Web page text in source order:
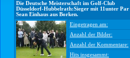
Die Deutsche Meisterschaft im Golf-Club
Düsseldorf-Hubbelrath:Sieger mit 11unter Par
Sean Einhaus aus Borken.
Eingetragen am:
Anzahl der Bilder:
Anzahl der Kommentare:
Hits insgesammt: